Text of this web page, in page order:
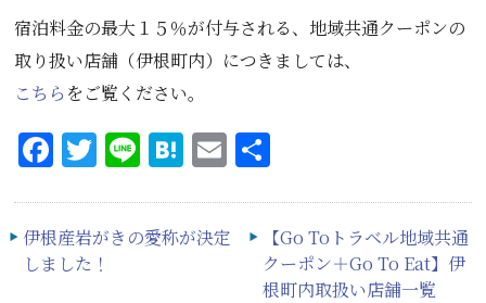
宿泊料金の最大１５％が付与される、地域共通クーポンの
取り扱い店舗（伊根町内）につきましては、
こちら をご覧ください。
Facebook
Twitter
LineHatena
Email
伊根産岩がきの愛称が決定
しました！
【Go Toトラベル地域共通
クーポン＋Go To Eat】伊
根町内取扱い店舗一覧